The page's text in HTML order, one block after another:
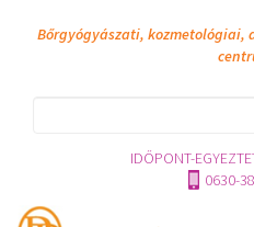
Bőrgyógyászati, kozmetológiai,
IDŐPONT-
0630-